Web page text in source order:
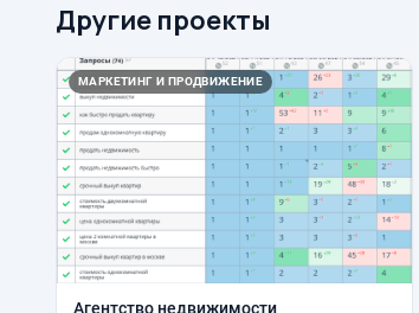
Другие проекты
МАРКЕТИНГ И ПРОДВИЖЕНИЕ
Агентство недвижимости